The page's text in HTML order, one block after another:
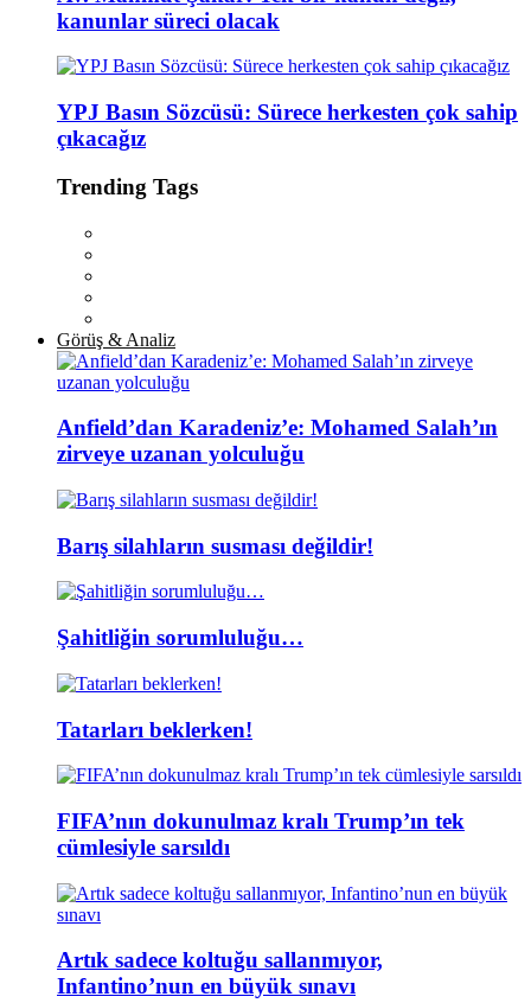
kanunlar süreci olacak
YPJ Basın Sözcüsü: Sürece herkesten çok sahip
çıkacağız
Trending Tags
Görüş & Analiz
Anfield’dan Karadeniz’e: Mohamed Salah’ın
zirveye uzanan yolculuğu
Barış silahların susması değildir!
Şahitliğin sorumluluğu…
Tatarları beklerken!
FIFA’nın dokunulmaz kralı Trump’ın tek
cümlesiyle sarsıldı
Artık sadece koltuğu sallanmıyor,
Infantino’nun en büyük sınavı